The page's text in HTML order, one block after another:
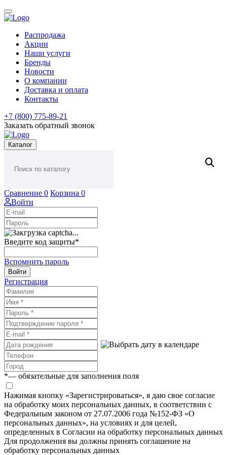
Распродажа
Акции
Наши услуги
Бренды
Новости
О компании
Доставка и оплата
Контакты
+7 (800) 775-89-21
Заказать обратный звонок
Каталог
Сравнение 0 Корзина 0
Войти
Введите код защиты*
Вспомнить пароль
Войти
Регистрация
*— обязательные для заполнения поля
Нажимая кнопку «Зарегистрироваться», я даю свое согласие
на обработку моих персональных данных, в соответствии с
Федеральным законом от 27.07.2006 года №152-ФЗ «О
персональных данных», на условиях и для целей,
определенных в Согласии на обработку персональных данных
Для продолжения вы должны принять соглашение на
обработку персональных данных